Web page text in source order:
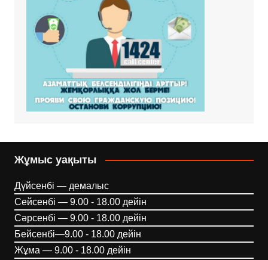
Жұмыс уақыты
Дүйсенбі — демалыс
Сейсенбі — 9.00 - 18.00 дейін
Сәрсенбі — 9.00 - 18.00 дейін
Бейсенбі—9.00 - 18.00 дейін
Жұма — 9.00 - 18.00 дейін